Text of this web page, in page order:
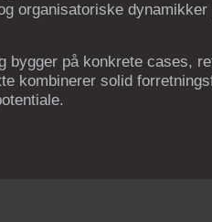
organisatoriske
bygger på konkrete cases,
kombinerer solid